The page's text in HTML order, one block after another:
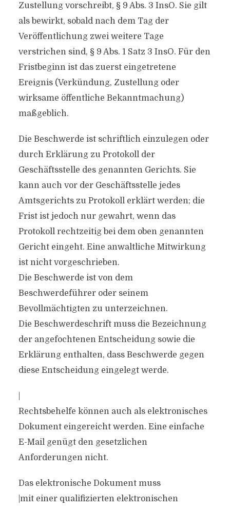
Zustellung vorschreibt, § 9 Abs. 3 InsO. Sie gilt
als bewirkt, sobald nach dem Tag der
Veröffentlichung zwei weitere Tage
verstrichen sind, § 9 Abs. 1 Satz 3 InsO. Für den
Fristbeginn ist das zuerst eingetretene
Ereignis (Verkündung, Zustellung oder
wirksame öffentliche Bekanntmachung)
maßgeblich.
Die Beschwerde ist schriftlich einzulegen oder
durch Erklärung zu Protokoll der
Geschäftsstelle des genannten Gerichts. Sie
kann auch vor der Geschäftsstelle jedes
Amtsgerichts zu Protokoll erklärt werden; die
Frist ist jedoch nur gewahrt, wenn das
Protokoll rechtzeitig bei dem oben genannten
Gericht eingeht. Eine anwaltliche Mitwirkung
ist nicht vorgeschrieben.
Die Beschwerde ist von dem
Beschwerdeführer oder seinem
Bevollmächtigten zu unterzeichnen.
Die Beschwerdeschrift muss die Bezeichnung
der angefochtenen Entscheidung sowie die
Erklärung enthalten, dass Beschwerde gegen
diese Entscheidung eingelegt werde.
Rechtsbehelfe können auch als elektronisches
Dokument eingereicht werden. Eine einfache
E-Mail genügt den gesetzlichen
Anforderungen nicht.
Das elektronische Dokument muss
|mit einer qualifizierten elektronischen